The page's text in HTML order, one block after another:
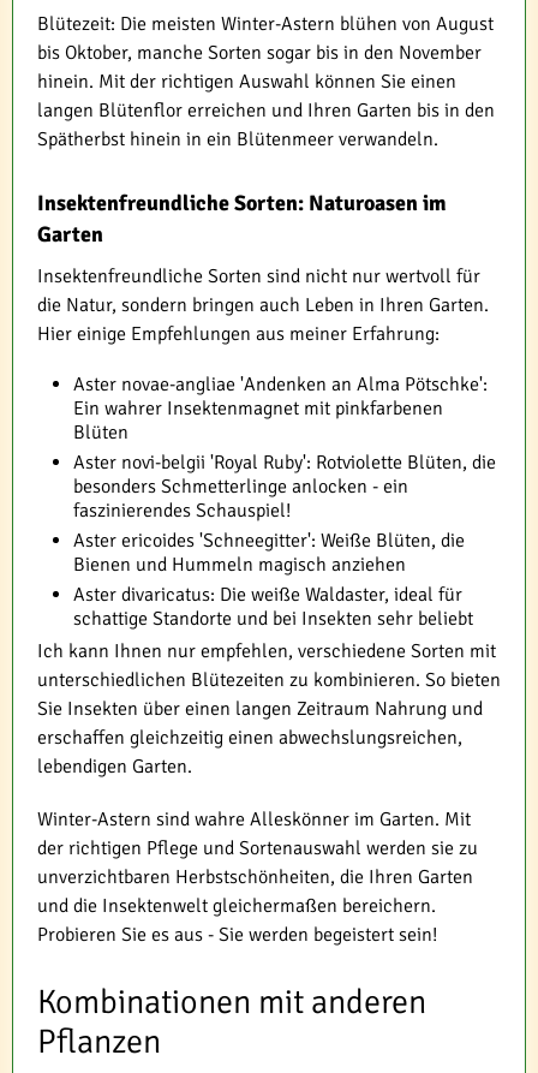
Blütezeit: Die meisten Winter-Astern blühen von August
bis Oktober, manche Sorten sogar bis in den November
hinein. Mit der richtigen Auswahl können Sie einen
langen Blütenflor erreichen und Ihren Garten bis in den
Spätherbst hinein in ein Blütenmeer verwandeln.
Insektenfreundliche Sorten: Naturoasen im
Garten
Insektenfreundliche Sorten sind nicht nur wertvoll für
die Natur, sondern bringen auch Leben in Ihren Garten.
Hier einige Empfehlungen aus meiner Erfahrung:
Aster novae-angliae 'Andenken an Alma Pötschke':
Ein wahrer Insektenmagnet mit pinkfarbenen
Blüten
Aster novi-belgii 'Royal Ruby': Rotviolette Blüten, die
besonders Schmetterlinge anlocken - ein
faszinierendes Schauspiel!
Aster ericoides 'Schneegitter': Weiße Blüten, die
Bienen und Hummeln magisch anziehen
Aster divaricatus: Die weiße Waldaster, ideal für
schattige Standorte und bei Insekten sehr beliebt
Ich kann Ihnen nur empfehlen, verschiedene Sorten mit
unterschiedlichen Blütezeiten zu kombinieren. So bieten
Sie Insekten über einen langen Zeitraum Nahrung und
erschaffen gleichzeitig einen abwechslungsreichen,
lebendigen Garten.
Winter-Astern sind wahre Alleskönner im Garten. Mit
der richtigen Pflege und Sortenauswahl werden sie zu
unverzichtbaren Herbstschönheiten, die Ihren Garten
und die Insektenwelt gleichermaßen bereichern.
Probieren Sie es aus - Sie werden begeistert sein!
Kombinationen mit anderen
Pflanzen